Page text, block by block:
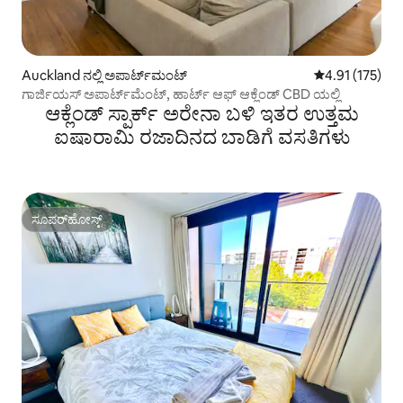
Auckland ನಲ್ಲಿ ಅಪಾರ್ಟ್‌ಮಂಟ್ 5 ರಲ್ಲಿ 4.91
4.91 (175)
ಗಾರ್ಜಿಯಸ್ ಅಪಾರ್ಟ್‌ಮೆಂಟ್, ಹಾರ್ಟ್ ಆಫ್ ಆಕ್ಲೆಂಡ್ CBD ಯಲ್ಲಿ
ಆಕ್ಲೆಂಡ್‌ ಸ್ಪಾರ್ಕ್ ಅರೇನಾ ಬಳಿ ಇತರ ಉತ್ತಮ
ಐಷಾರಾಮಿ ರಜಾದಿನದ ಬಾಡಿಗೆ ವಸತಿಗಳು
ಸೂಪರ್‌ಹೋಸ್ಟ್
ಸೂಪರ್‌ಹೋಸ್ಟ್